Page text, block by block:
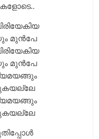
മുന്‍പേ
മുന്‍പേ